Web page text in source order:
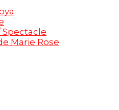
Spectacle
Marie Rose